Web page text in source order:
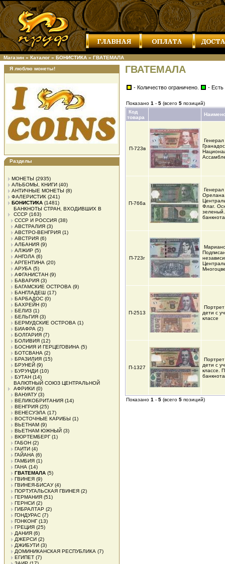
Магазин » Каталог » БОНИСТИКА » ГВАТЕМАЛА
Я люблю монеты!
Разделы
МОНЕТЫ (2935)
АЛЬБОМЫ, КНИГИ (40)
АНТИЧНЫЕ МОНЕТЫ (8)
ФАЛЕРИСТИК (241)
БОНИСТИКА (1481)
БАНКНОТЫ СТРАН, ВХОДИВШИХ В
СССР (163)
СССР И РОССИЯ (38)
АВСТРАЛИЯ (3)
АВСТРО-ВЕНГРИЯ (1)
АВСТРИЯ (6)
АЛБАНИЯ (9)
АЛЖИР (5)
АНГОЛА (6)
АРГЕНТИНА (20)
АРУБА (5)
АФГАНИСТАН (9)
БАВАРИЯ (3)
БАГАМСКИЕ ОСТРОВА (9)
БАНГЛАДЕШ (17)
БАРБАДОС (0)
БАХРЕЙН (0)
БЕЛИЗ (1)
БЕЛЬГИЯ (3)
БЕРМУДСКИЕ ОСТРОВА (1)
БИАФРА (2)
БОЛГАРИЯ (7)
БОЛИВИЯ (12)
БОСНИЯ И ГЕРЦЕГОВИНА (5)
БОТСВАНА (2)
БРАЗИЛИЯ (15)
БРУНЕЙ (9)
БУРУНДИ (10)
БУТАН (14)
ВАЛЮТНЫЙ СОЮЗ ЦЕНТРАЛЬНОЙ
АФРИКИ (0)
ВАНУАТУ(3)
ВЕЛИКОБРИТАНИЯ (14)
ВЕНГРИЯ (25)
ВЕНЕСУЭЛА (17)
ВОСТОЧНЫЕ КАРИБЫ (1)
ВЬЕТНАМ (9)
ВЬЕТНАМ ЮЖНЫЙ (3)
ВЮРТЕМБЕРГ(1)
ГАБОН (2)
ГАИТИ (4)
ГАЙАНА (6)
ГАМБИЯ (1)
ГАНА (14)
ГВАТЕМАЛА (5)
ГВИНЕЯ (9)
ГВИНЕЯ-БИСАУ(4)
ПОРТУГАЛЬСКАЯ ГВИНЕЯ (2)
ГЕРМАНИЯ (51)
ГЕРНСИ (2)
ГИБРАЛТАР (2)
ГОНДУРАС (7)
ГОНКОНГ(13)
ГРЕЦИЯ (25)
ДАНИЯ (6)
ДЖЕРСИ (2)
ДЖИБУТИ (3)
ДОМИНИКАНСКАЯ РЕСПУБЛИКА (7)
ЕГИПЕТ (7)
ГВАТЕМАЛА
- Количество ограничено. - Есть
Показано 1 - 5 (всего 5 позиций)
Код
товара
П-723в
Генерал
П-766а
Флаг.
банкнота
П-723г
П-2513
дети с
классе
П-1327
дети с
классе.
банкнота
Показано 1 - 5 (всего 5 позиций)